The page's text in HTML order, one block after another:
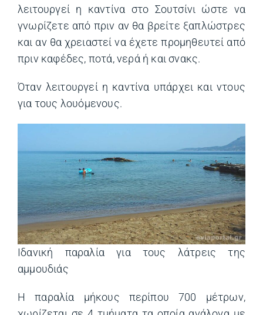
λειτουργεί η καντίνα στο Σουτσίνι ώστε να
γνωρίζετε από πριν αν θα βρείτε ξαπλώστρες
και αν θα χρειαστεί να έχετε προμηθευτεί από
πριν καφέδες, ποτά, νερά ή και σνακς.
Όταν λειτουργεί η καντίνα υπάρχει και ντους
για τους λουόμενους.
Ιδανική παραλία για τους λάτρεις της
αμμουδιάς
Η παραλία μήκους περίπου 700 μέτρων,